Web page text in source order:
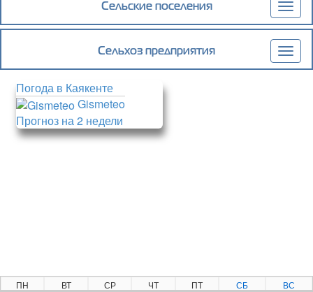
Сельские поселения
Сельхоз предприятия
Погода в Каякенте
Gismeteo
Прогноз на 2 недели
ПН ВТ СР ЧТ ПТ СБ ВС